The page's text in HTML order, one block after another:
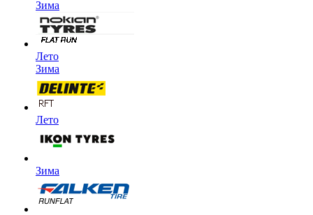
Зима
Лето
Зима
Лето
Зима